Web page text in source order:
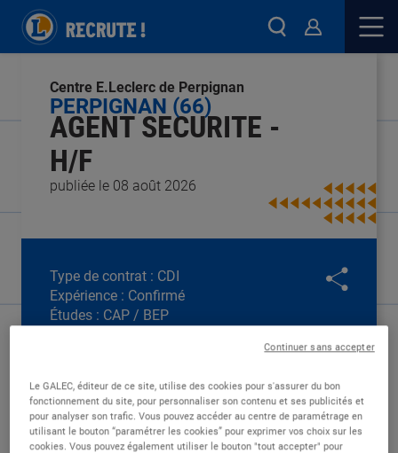
publiée le 08 août 2026
AGENT SECURITE -
H/F
PERPIGNAN (66)
Centre E.Leclerc de Perpignan
Type de contrat : CDI
Expérience : Confirmé
Études : CAP / BEP
DESCRIPTION
Le GALEC, éditeur de ce site, utilise des cookies pour s'assurer du bon
fonctionnement du site, pour personnaliser son contenu et ses publicités et
pour analyser son trafic. Vous pouvez accéder au centre de paramétrage en
utilisant le bouton “paramétrer les cookies” pour exprimer vos choix sur les
cookies. Vous pouvez également utiliser le bouton "tout accepter" pour
Continuer sans accepter